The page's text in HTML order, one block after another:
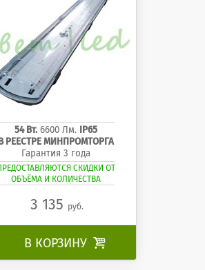
54 Вт. 6600 Лм.
IP65
В РЕЕСТРЕ МИНПРОМТОРГА
Гарантия 3 года
СКИДКИ ОТ
ОБЪЁМА И КОЛИЧЕСТВА
3 135 руб.
В КОРЗИНУ 